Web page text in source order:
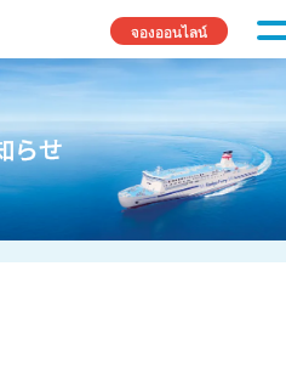
จองออนไลน์
らせ